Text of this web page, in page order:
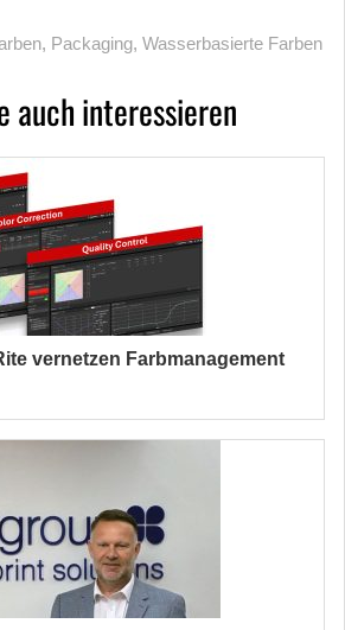
, Packaging, Wasserbasierte Farben
auch interessieren
vernetzen Farbmanagement